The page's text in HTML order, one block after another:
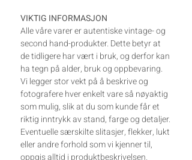
VIKTIG INFORMASJON
Alle våre varer er autentiske vintage- og
second hand-produkter. Dette betyr at
de tidligere har vært i bruk, og derfor kan
ha tegn på alder, bruk og oppbevaring.
Vi legger stor vekt på å beskrive og
fotografere hver enkelt vare så nøyaktig
som mulig, slik at du som kunde får et
riktig inntrykk av stand, farge og detaljer.
Eventuelle særskilte slitasjer, flekker, lukt
eller andre forhold som vi kjenner til,
oppgis alltid i produktbeskrivelsen.